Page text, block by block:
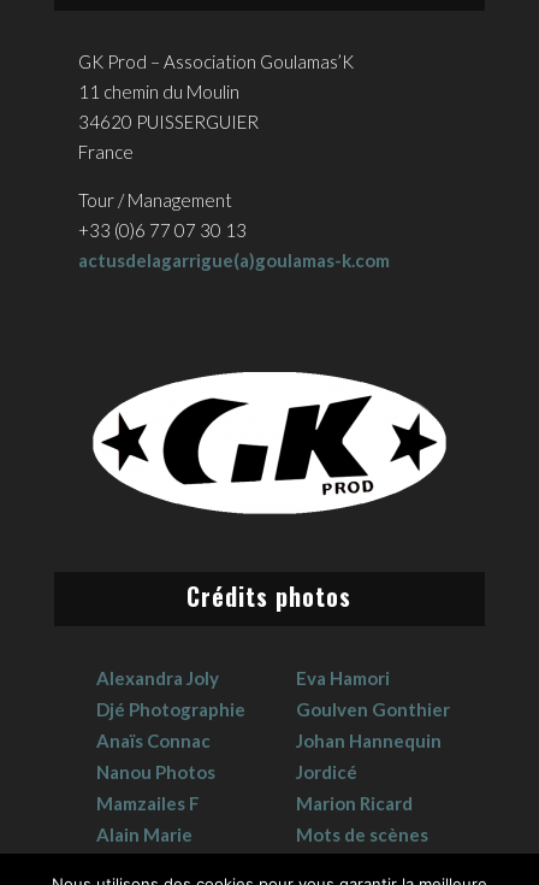
GK Prod – Association Goulamas’K
11 chemin du Moulin
34620 PUISSERGUIER
France
Tour / Management
+33 (0)6 77 07 30 13
actusdelagarrigue(a)goulamas-k.com
Crédits photos
Alexandra Joly
Djé Photographie
Anaïs Connac
Nanou Photos
Mamzailes F
Alain Marie
Eva Hamori
Goulven Gonthier
Johan Hannequin
Jordicé
Marion Ricard
Mots de scènes